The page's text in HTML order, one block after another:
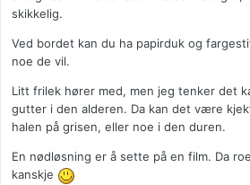
skikkelig.
Ved bordet kan du ha papirduk og
noe de vil.
Litt frilek hører med, men jeg tenker det
gutter i den alderen. Da kan det være
halen på grisen, eller noe i den duren.
En nødløsning er å sette på en film. Da
kanskje